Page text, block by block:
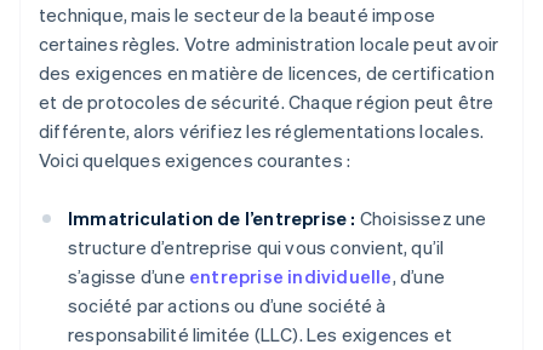
technique, mais le secteur de la beauté impose
certaines règles. Votre administration locale peut avoir
des exigences en matière de licences, de certification
et de protocoles de sécurité. Chaque région peut être
différente, alors vérifiez les réglementations locales.
Voici quelques exigences courantes :
Immatriculation de l’entreprise : Choisissez une
structure d’entreprise qui vous convient, qu’il
s’agisse d’une entreprise individuelle, d’une
société par actions ou d’une société à
responsabilité limitée (LLC). Les exigences et